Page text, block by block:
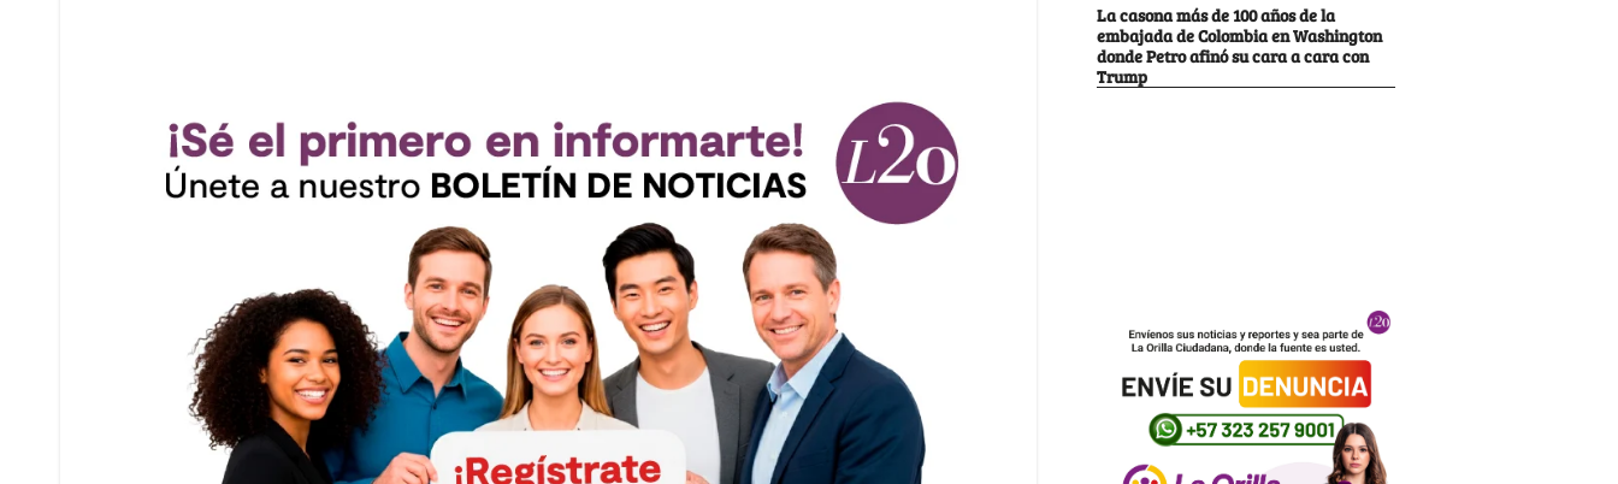
La casona más de 100 años de la
embajada de Colombia en Washington
donde Petro afinó su cara a cara con
Trump